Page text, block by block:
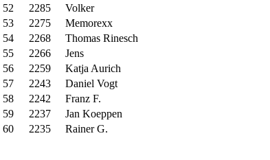
52
2285
Volker
53
2275
Memorexx
54
2268
Thomas Rinesch
55
2266
Jens
56
2259
Katja Aurich
57
2243
Daniel Vogt
58
2242
Franz F.
59
2237
Jan Koeppen
60
2235 Rainer G.